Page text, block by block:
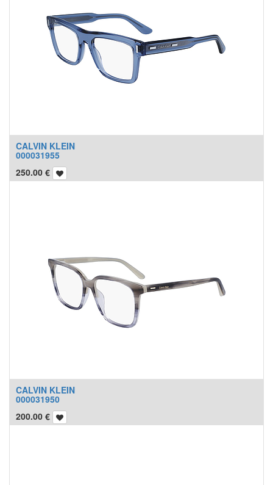
CALVIN KLEIN
000031955
250.00 €
CALVIN KLEIN
000031950
200.00 €